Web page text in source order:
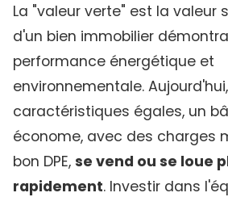
La "valeur verte" est la valeur
d'un bien immobilier
performance énergétique et
environnementale.
caractéristiques égales, un
économe, avec des charges
bon DPE, se vend ou se loue
rapidement. Investir dans